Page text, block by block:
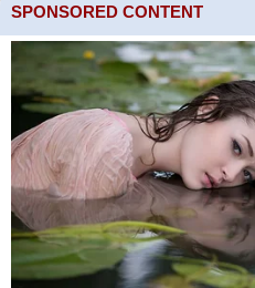
jste se již mohli
bude ztracen.
V takové situaci
důvěřovat
zaznamenáte
prostatitidy
teplota, zimnice,
SPONSORED CONTENT